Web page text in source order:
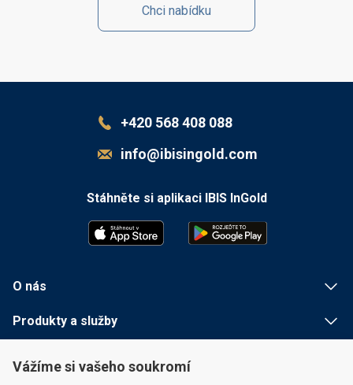
Vážíme si vašeho soukromí
Chci nabídku
+420 568 408 088
info@ibisingold.com
Stáhněte si aplikaci IBIS InGold
O nás
Produkty a služby